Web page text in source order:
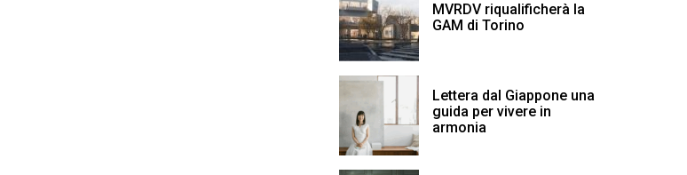
MVRDV riqualificherà la
GAM di Torino
Lettera dal Giappone una
guida per vivere in
armonia